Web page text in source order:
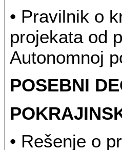
• Pravilnik o
projekata od
Autonomnoj
POSEBNI
• Rešenje o